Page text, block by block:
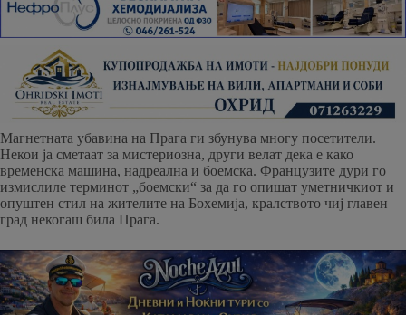
Магнетната убавина на Прага ги збунува многу посетители.
Некои ја сметаат за мистериозна, други велат дека е како
временска машина, надреална и боемска. Французите дури го
измислиле терминот „боемски“ за да го опишат уметничкиот и
опуштен стил на жителите на Бохемија, кралството чиј главен
град некогаш била Прага.